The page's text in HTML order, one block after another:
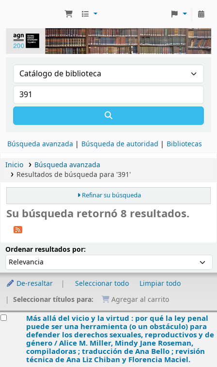
Búsqueda avanzada Búsqueda de autoridad Bibliotecas
Inicio
Búsqueda avanzada
Resultados de búsqueda para '391'
Refinar su búsqueda
Su búsqueda retornó 8 resultados.
Ordenar resultados por:
De-resaltar Seleccionar todo
Limpiar todo
Seleccionar títulos para:
Agregar al carrito
Más allá del vicio y la virtud : por qué la ley penal
puede ser una herramienta (o un obstáculo) para
defender los derechos sexuales, reproductivos y de
género /Alice M. Miller, Mindy Jane Roseman,
compiladoras ; traducción de Ana Bello ; revisión
técnica de Ana Liz Chiban y Florencia Maciel.